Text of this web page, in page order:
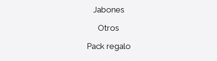
Jabones
Otros
Pack regalo